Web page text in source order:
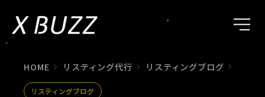
HOME リスティング代行 リスティングブログ
リスティングブログ